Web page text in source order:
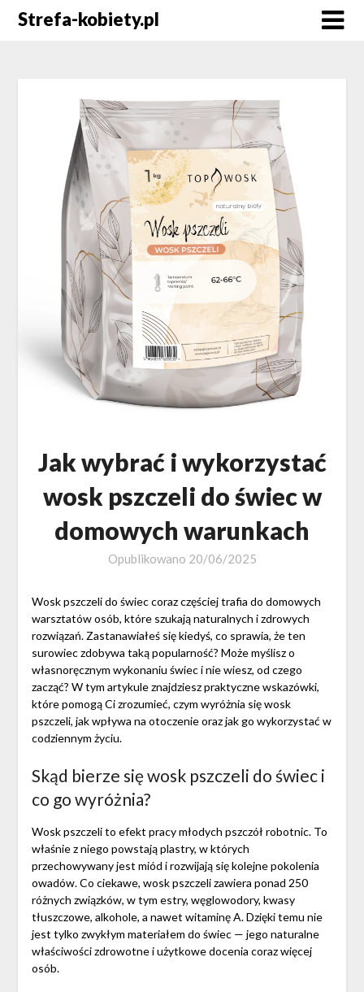
SkipStrefa-kobiety.pl
Jak wybrać i wykorzystać
wosk pszczeli do świec w
domowych warunkach
Opublikowano 20/06/2025
Wosk pszczeli do świec coraz częściej trafia do domowych
warsztatów osób, które szukają naturalnych i zdrowych
rozwiązań. Zastanawiałeś się kiedyś, co sprawia, że ten
surowiec zdobywa taką popularność? Może myślisz o
własnoręcznym wykonaniu świec i nie wiesz, od czego
zacząć? W tym artykule znajdziesz praktyczne wskazówki,
które pomogą Ci zrozumieć, czym wyróżnia się wosk
pszczeli, jak wpływa na otoczenie oraz jak go wykorzystać w
codziennym życiu.
Skąd bierze się wosk pszczeli do świec i
co go wyróżnia?
Wosk pszczeli to efekt pracy młodych pszczół robotnic. To
właśnie z niego powstają plastry, w których
przechowywany jest miód i rozwijają się kolejne pokolenia
owadów. Co ciekawe, wosk pszczeli zawiera ponad 250
różnych związków, w tym estry, węglowodory, kwasy
tłuszczowe, alkohole, a nawet witaminę A. Dzięki temu nie
jest tylko zwykłym materiałem do świec — jego naturalne
właściwości zdrowotne i użytkowe docenia coraz więcej
osób.